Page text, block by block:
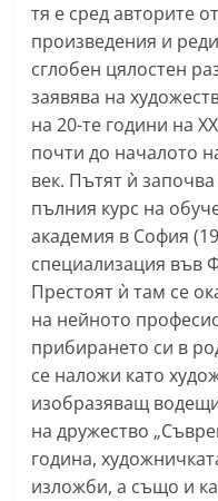
т
а
р
а
а
г
о
р
а
–
k
a
z
a
n
тя е сред авторите
произведения и
сглобен цялостен
заявява на
на 20-те години на
почти до началото
век. Пътят ѝ
пълния курс на
академия в София
специализация във
Престоят ѝ там се
на нейното
прибирането си в
се наложи като
изобразяващ
на дружество
година,
изложби, а също и